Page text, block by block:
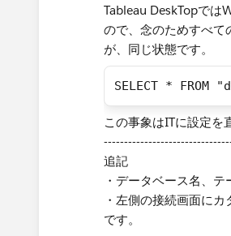
Tableau DeskTopでは
ので、念のためすべて
が、同じ状態です。
SELECT * FROM
この事象はITに設定を
追記
・データベース名、
・左側の接続画面に
です。​